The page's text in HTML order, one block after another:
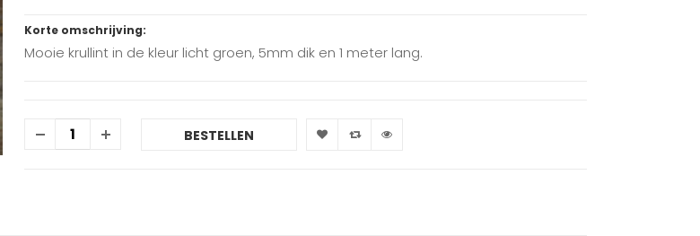
Korte omschrijving:
Mooie krullint in de kleur licht groen, 5mm dik en 1 meter lang.
BESTELLEN